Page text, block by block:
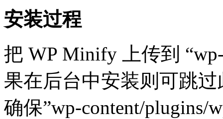
安装过程
把 WP Minify 上传到
果在后台中安装则可跳过
确保”wp-content/plugins/